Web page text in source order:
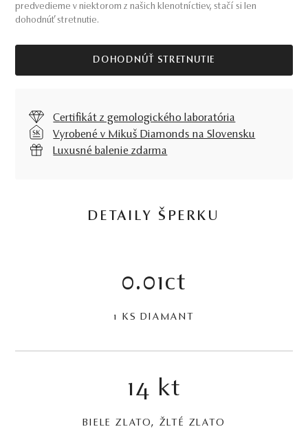
predvedieme v niektorom z našich klenotníctiev, stačí si len
dohodnúť stretnutie.
DOHODNÚŤ STRETNUTIE
Certifikát z gemologického laboratória
Vyrobené v Mikuš Diamonds na Slovensku
Luxusné balenie zdarma
DETAILY ŠPERKU
0.01ct
1 KS DIAMANT
14 kt
BIELE ZLATO, ŽLTÉ ZLATO